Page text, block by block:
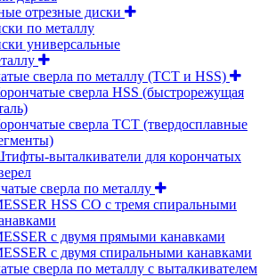
отрезные диски
по металлу
универсальные
сверла по металлу (TCT и HSS)
сверла HSS (быстрорежущая
сверла TCT (твердосплавные
выталкиватели для корончатых
сверла по металлу
HSS CО с тремя спиральными
с двумя прямыми канавками
с двумя спиральными канавками
сверла по металлу c выталкивателем